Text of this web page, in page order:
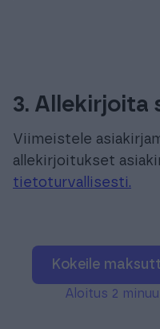
3. Allekirjoita
Viimeistele
allekirjoitukset
tietoturvallisesti.
Kokeile
Aloitus 2